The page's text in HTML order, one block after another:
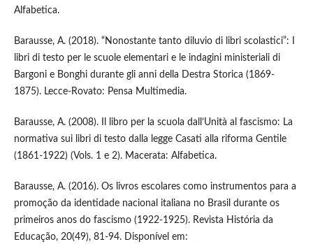
Alfabetica.
Barausse, A. (2018). “Nonostante tanto diluvio di libri scolastici”: I
libri di testo per le scuole elementari e le indagini ministeriali di
Bargoni e Bonghi durante gli anni della Destra Storica (1869-
1875). Lecce-Rovato: Pensa Multimedia.
Barausse, A. (2008). Il libro per la scuola dall’Unità al fascismo: La
normativa sui libri di testo dalla legge Casati alla riforma Gentile
(1861-1922) (Vols. 1 e 2). Macerata: Alfabetica.
Barausse, A. (2016). Os livros escolares como instrumentos para a
promoção da identidade nacional italiana no Brasil durante os
primeiros anos do fascismo (1922-1925). Revista História da
Educação, 20(49), 81-94. Disponível em: